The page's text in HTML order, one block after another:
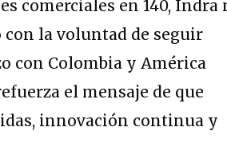
comerciales en 140, Indra
la voluntad de seguir
con Colombia y América
el mensaje de que
innovación continua y